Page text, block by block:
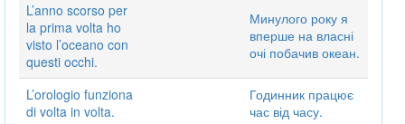
L’anno scorso per
la prima volta ho
visto l’oceano con
questi occhi.
Минулого року я
вперше на власні
очі побачив океан.
L’orologio funziona
di volta in volta.
Годинник працює
час від часу.